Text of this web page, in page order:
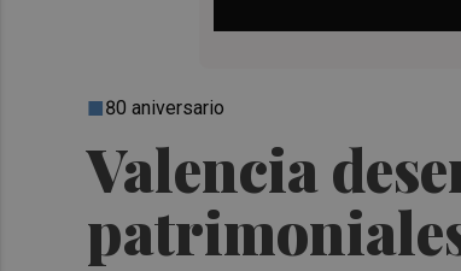
Valencia
80 aniversario